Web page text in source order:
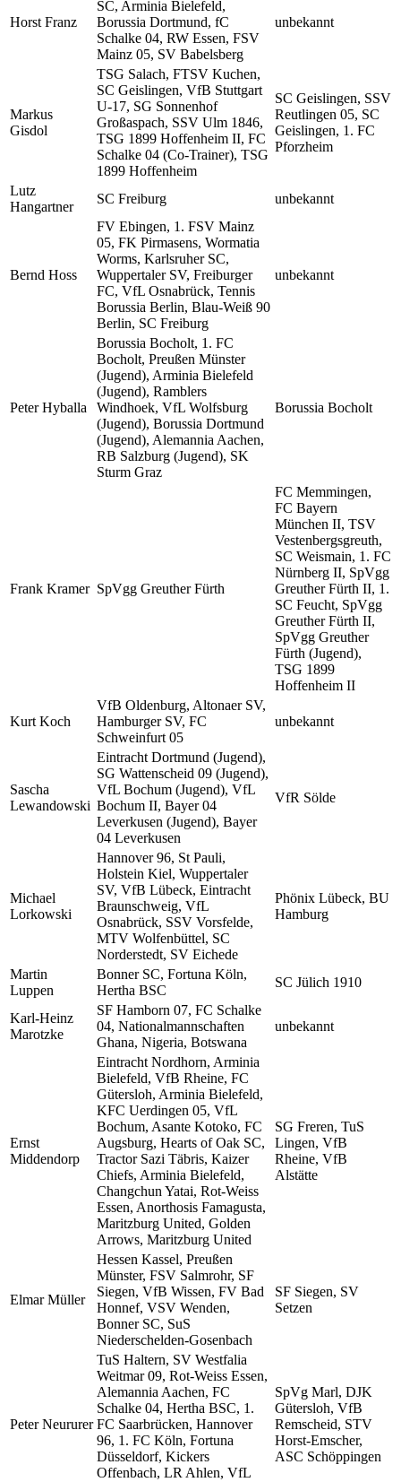
Horst Franz
SC, Arminia Bielefeld,
Borussia Dortmund, fC
Schalke 04, RW Essen, FSV
Mainz 05, SV Babelsberg
unbekannt
Markus
Gisdol
TSG Salach, FTSV Kuchen,
SC Geislingen, VfB Stuttgart
U-17, SG Sonnenhof
Großaspach, SSV Ulm 1846,
TSG 1899 Hoffenheim II, FC
Schalke 04 (Co-Trainer), TSG
1899 Hoffenheim
SC Geislingen, SSV
Reutlingen 05, SC
Geislingen, 1. FC
Pforzheim
Lutz
Hangartner
SC Freiburg unbekannt
Bernd Hoss
FV Ebingen, 1. FSV Mainz
05, FK Pirmasens, Wormatia
Worms, Karlsruher SC,
Wuppertaler SV, Freiburger
FC, VfL Osnabrück, Tennis
Borussia Berlin, Blau-Weiß 90
Berlin, SC Freiburg
unbekannt
Peter Hyballa
Borussia Bocholt, 1. FC
Bocholt, Preußen Münster
(Jugend), Arminia Bielefeld
(Jugend), Ramblers
Windhoek, VfL Wolfsburg
(Jugend), Borussia Dortmund
(Jugend), Alemannia Aachen,
RB Salzburg (Jugend), SK
Sturm Graz
Borussia Bocholt
Frank Kramer SpVgg Greuther Fürth
FC Memmingen,
FC Bayern
München II, TSV
Vestenbergsgreuth,
SC Weismain, 1. FC
Nürnberg II, SpVgg
Greuther Fürth II, 1.
SC Feucht, SpVgg
Greuther Fürth II,
SpVgg Greuther
Fürth (Jugend),
TSG 1899
Hoffenheim II
Kurt Koch
VfB Oldenburg, Altonaer SV,
Hamburger SV, FC
Schweinfurt 05
unbekannt
Sascha
Lewandowski
Eintracht Dortmund (Jugend),
SG Wattenscheid 09 (Jugend),
VfL Bochum (Jugend), VfL
Bochum II, Bayer 04
Leverkusen (Jugend), Bayer
04 Leverkusen
VfR Sölde
Michael
Lorkowski
Hannover 96, St Pauli,
Holstein Kiel, Wuppertaler
SV, VfB Lübeck, Eintracht
Braunschweig, VfL
Osnabrück, SSV Vorsfelde,
MTV Wolfenbüttel, SC
Norderstedt, SV Eichede
Phönix Lübeck, BU
Hamburg
Martin
Luppen
Bonner SC, Fortuna Köln,
Hertha BSC
SC Jülich 1910
Karl-Heinz
Marotzke
SF Hamborn 07, FC Schalke
04, Nationalmannschaften
Ghana, Nigeria, Botswana
unbekannt
Ernst
Middendorp
Eintracht Nordhorn, Arminia
Bielefeld, VfB Rheine, FC
Gütersloh, Arminia Bielefeld,
KFC Uerdingen 05, VfL
Bochum, Asante Kotoko, FC
Augsburg, Hearts of Oak SC,
Tractor Sazi Täbris, Kaizer
Chiefs, Arminia Bielefeld,
Changchun Yatai, Rot-Weiss
Essen, Anorthosis Famagusta,
Maritzburg United, Golden
Arrows, Maritzburg United
SG Freren, TuS
Lingen, VfB
Rheine, VfB
Alstätte
Elmar Müller
Hessen Kassel, Preußen
Münster, FSV Salmrohr, SF
Siegen, VfB Wissen, FV Bad
Honnef, VSV Wenden,
Bonner SC, SuS
Niederschelden-Gosenbach
SF Siegen, SV
Setzen
Peter Neururer
TuS Haltern, SV Westfalia
Weitmar 09, Rot-Weiss Essen,
Alemannia Aachen, FC
Schalke 04, Hertha BSC, 1.
FC Saarbrücken, Hannover
96, 1. FC Köln, Fortuna
Düsseldorf, Kickers
Offenbach, LR Ahlen, VfL
SpVg Marl, DJK
Gütersloh, VfB
Remscheid, STV
Horst-Emscher,
ASC Schöppingen